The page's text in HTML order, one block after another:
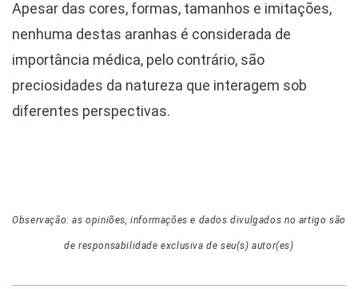
Apesar das cores, formas, tamanhos e imitações,
nenhuma destas aranhas é considerada de
importância médica, pelo contrário, são
preciosidades da natureza que interagem sob
diferentes perspectivas.
Observação: as opiniões, informações e dados divulgados no artigo são
de responsabilidade exclusiva de seu(s) autor(es)